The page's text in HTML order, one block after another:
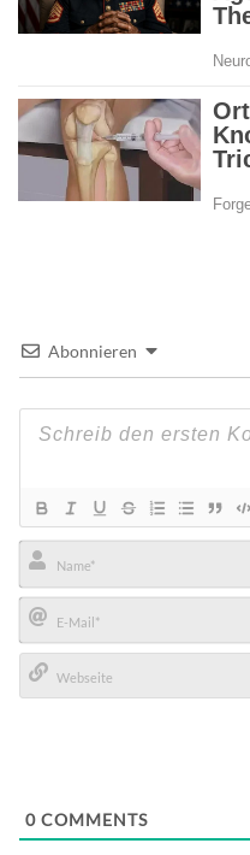
Abonnieren
Name*
E-
Mail*
0 COMMENTS